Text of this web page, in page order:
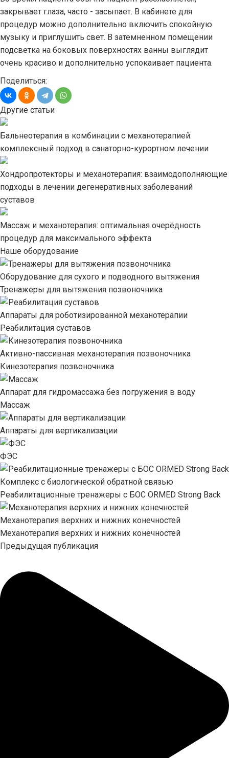
закрывает глаза, часто - засыпает. В кабинете для
процедур можно дополнительно включить спокойную
музыку и приглушить свет. В затемненном помещении
подсветка на боковых поверхностях ванны выглядит
очень красиво и дополнительно успокаивает пациента.
Поделиться:
Другие статьи
Бальнеотерапия в комбинации с механотерапией:
комплексный подход в санаторно-курортном лечении
Хондропротекторы и механотерапия: взаимодополняющие
подходы в лечении дегенеративных заболеваний
суставов
Массаж и механотерапия: оптимальная очерёдность
процедур для максимального эффекта
Наше оборудование
Оборудование для сухого и подводного вытяжения
Тренажеры для вытяжения позвоночника
Аппараты для роботизированной механотерапии
Реабилитация суставов
Активно-пассивная механотерапия позвоночника
Кинезотерапия позвоночника
Аппарат для гидромассажа без погружения в воду
Массаж
Аппараты для вертикализации
ФЭС
Комплекс с биологической обратной связью
Реабилитационные тренажеры с БОС ORMED Strong Back
Механотерапия верхних и нижних конечностей
Механотерапия верхних и нижних конечностей
Предыдущая публикация